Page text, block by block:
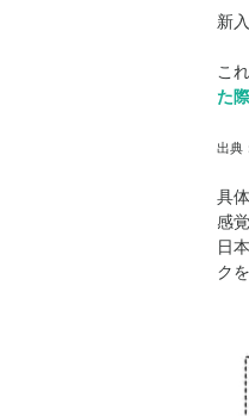
新
こ
た
出典：
具
感
日
ク